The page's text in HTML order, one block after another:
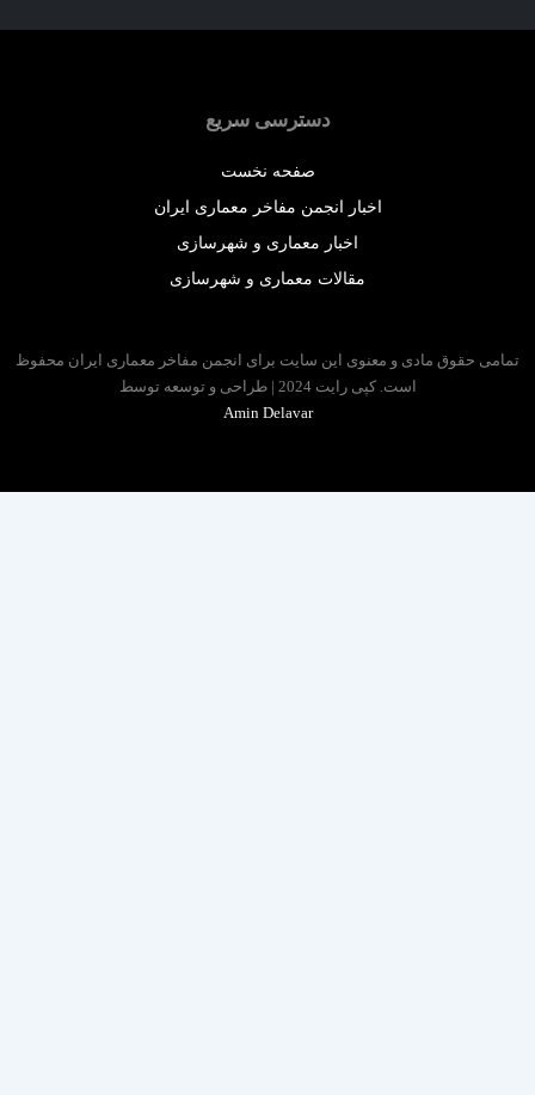
دسترسی سریع
صفحه نخست
اخبار انجمن مفاخر معماری ایران
اخبار معماری و شهرسازی
مقالات معماری و شهرسازی
حقوق مادی و معنوی این سایت برای انجمن مفاخر معماری ایران محفوظ
است. کپی رایت 2024 | طراحی و توسعه توسط
Amin Delavar